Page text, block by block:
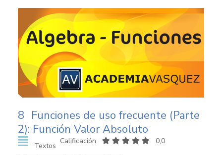
8 Funciones de uso frecuente (Parte
2): Función Valor Absoluto
Textos
Calificación 0,0